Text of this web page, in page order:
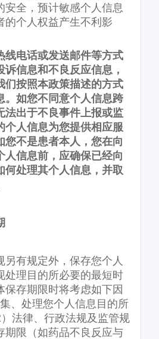
安全，预计敏感个人信息
的个人权益产生不利影
线电话或发送邮件等方式
信息和不良反应信息，
们按照本政策描述的方式
。如您不同意个人信息跨
法出于不良事件上报或监
个人信息为您提供相应服
您不是患者本人，您在向
人信息前，应确保已经向
何处理其个人信息，并取
另有规定外，保存您个人
处理目的所必要的最短时
保存期限时将考虑如下因
、处理您个人信息目的所
法律、行政法规及监管规
期限（如药品不良反应与